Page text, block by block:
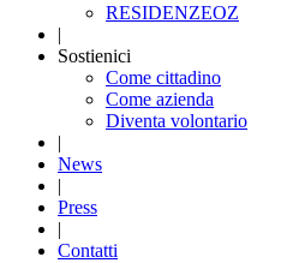
RESIDENZEOZ
|
Sostienici
Come cittadino
Come azienda
Diventa volontario
|
News
|
Press
|
Contatti